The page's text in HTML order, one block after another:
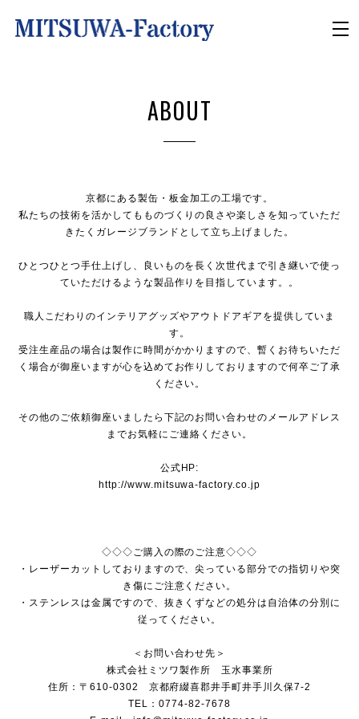
ABOUT
京都にある製缶・板金加工の工場です。
私たちの技術を活かしてもものづくりの良さや楽しさを知っていただ
きたくガレージブランドとして立ち上げました。
ひとつひとつ手仕上げし、良いものを長く次世代まで引き継いで使っ
ていただけるような製品作りを目指しています。。
職人こだわりのインテリアグッズやアウトドアギアを提供していま
す。
受注生産品の場合は製作に時間がかかりますので、暫くお待ちいただ
く場合が御座いますが心を込めてお作りしておりますので何卒ご了承
ください。
その他のご依頼御座いましたら下記のお問い合わせのメールアドレス
までお気軽にご連絡ください。
公式HP:
http://www.mitsuwa-factory.co.jp
◇◇◇ご購入の際のご注意◇◇◇
・レーザーカットしておりますので、尖っている部分での指切りや突
き傷にご注意ください。
・ステンレスは金属ですので、抜きくずなどの処分は自治体の分別に
従ってください。
＜お問い合わせ先＞
株式会社ミツワ製作所 玉水事業所
住所：〒610-0302 京都府綴喜郡井手町井手川久保7-2
TEL：0774-82-7678